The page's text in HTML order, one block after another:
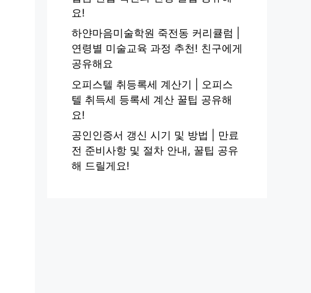
요!
하얀마음미술학원 죽전동 커리큘럼 |
연령별 미술교육 과정 추천! 친구에게
공유해요
오피스텔 취등록세 계산기 | 오피스
텔 취득세 등록세 계산 꿀팁 공유해
요!
공인인증서 갱신 시기 및 방법 | 만료
전 준비사항 및 절차 안내, 꿀팁 공유
해 드릴게요!